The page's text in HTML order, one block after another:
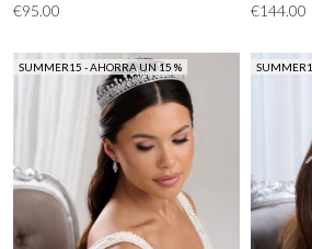
€95.00 €144.00
SUMMER15 - AHORRA UN 15 %